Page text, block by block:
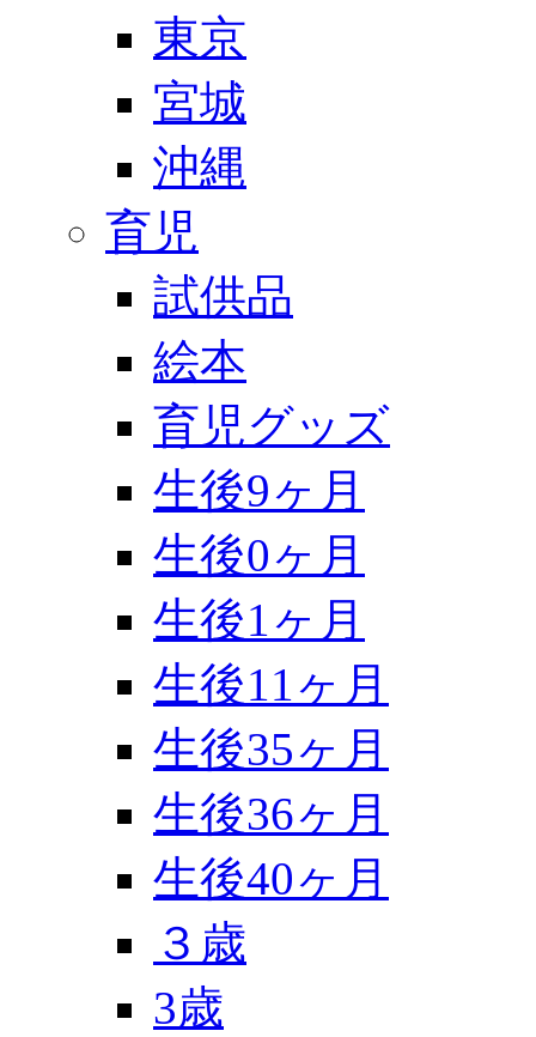
東京
宮城
沖縄
育児
試供品
絵本
育児グッズ
生後9ヶ月
生後0ヶ月
生後1ヶ月
生後11ヶ月
生後35ヶ月
生後36ヶ月
生後40ヶ月
３歳
3歳